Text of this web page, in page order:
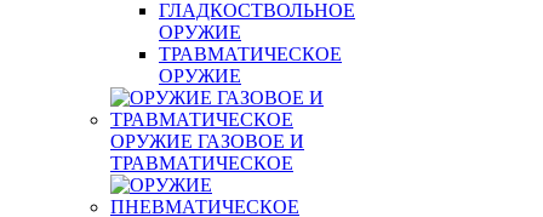
ГЛАДКОСТВОЛЬНОЕ
ОРУЖИЕ
ТРАВМАТИЧЕСКОЕ
ОРУЖИЕ
ОРУЖИЕ ГАЗОВОЕ И
ТРАВМАТИЧЕСКОЕ